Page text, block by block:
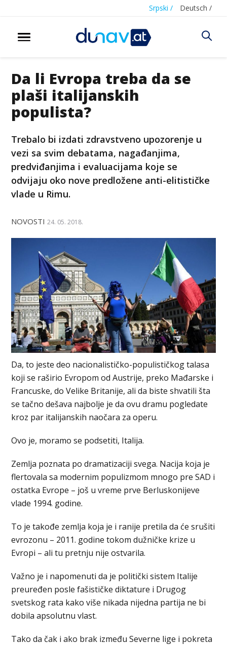
Srpski / Deutsch /
Da li Evropa treba da se
plaši italijanskih
populista?
Trebalo bi izdati zdravstveno upozorenje u
vezi sa svim debatama, nagađanjima,
predviđanjima i evaluacijama koje se
odvijaju oko nove predložene anti-elitističke
vlade u Rimu.
NOVOSTI 24. 05. 2018.
Da, to jeste deo nacionalističko-populističkog talasa
koji se raširio Evropom od Austrije, preko Mađarske i
Francuske, do Velike Britanije, ali da biste shvatili šta
se tačno dešava najbolje je da ovu dramu pogledate
kroz par italijanskih naočara za operu.
Ovo je, moramo se podsetiti, Italija.
Zemlja poznata po dramatizaciji svega. Nacija koja je
flertovala sa modernim populizmom mnogo pre SAD i
ostatka Evrope – još u vreme prve Berluskonijeve
vlade 1994. godine.
To je takođe zemlja koja je i ranije pretila da će srušiti
evrozonu – 2011. godine tokom dužničke krize u
Evropi – ali tu pretnju nije ostvarila.
Važno je i napomenuti da je politički sistem Italije
preuređen posle fašističke diktature i Drugog
svetskog rata kako više nikada nijedna partija ne bi
dobila apsolutnu vlast.
Tako da čak i ako brak između Severne lige i pokreta